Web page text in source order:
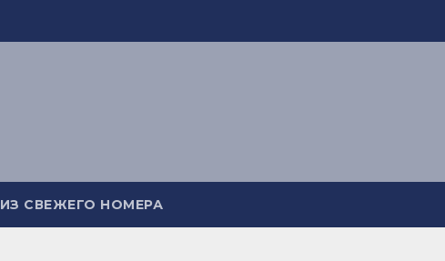
ИЗ СВЕЖЕГО НОМЕРА